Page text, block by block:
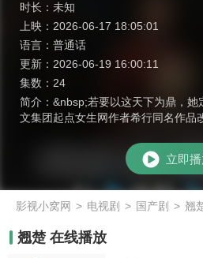
时长： 未知
上映： 2026-06-17 18:05:01
语言： 普通话
更新： 2026-06-19 16:00:11
集数： 24
简介： &nbsp;若要以这天下为鼎，她
文集团起点女生网作者希行同名作品
立即
影视小窝网 > 电视剧 > 国产剧 > 翘
翘楚 在线播放